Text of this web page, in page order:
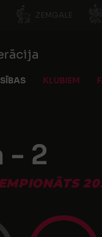
ZEMGALE
KLUBIEM
- 2